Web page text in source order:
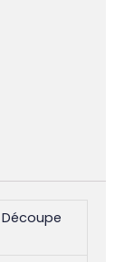
Découpe